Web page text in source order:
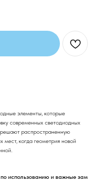
элементы, которые
современных светодиодных
распространенную
когда геометрия новой
использованию и важные